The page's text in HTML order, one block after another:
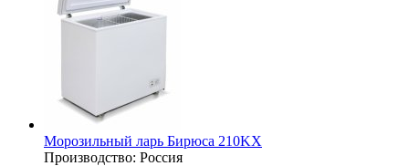
Морозильный ларь Бирюса 210KX
Производство: Россия